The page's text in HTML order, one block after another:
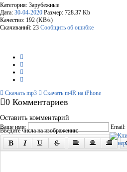
Категория: Зарубежные
Дата: 30-04-2020 Размер: 728.37 Kb
Качество: 192 (KB/s)
Скачиваний: 23 Сообщить об ошибке
Скачать mp3 Скачать m4R на iPhone
0 Комментариев
Оставить комментарий
Ваше имя: Email:
Введите числа на изображении: